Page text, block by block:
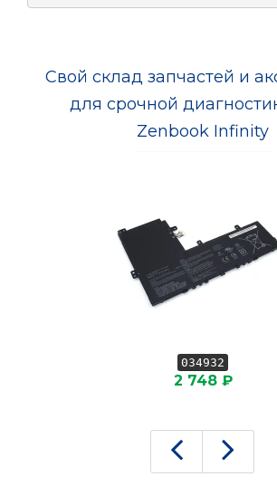
Свой склад запчастей и
для срочной
Zenbook Infinity
034932
2 748 ₽